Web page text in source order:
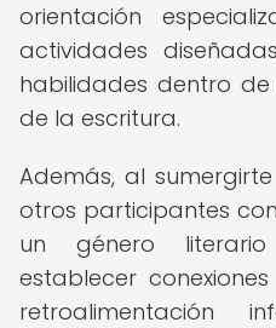
orientación
actividades
habilidades dentro
de la escritura.
Además, al
otros participantes
un género
establecer
retroalimentación